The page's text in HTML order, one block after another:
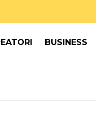
BUSINESS